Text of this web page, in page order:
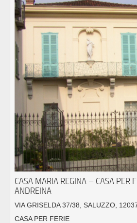
CASA MARIA REGINA – CASA PER
ANDREINA
VIA GRISELDA 37/38, SALUZZO,
CASA PER FERIE